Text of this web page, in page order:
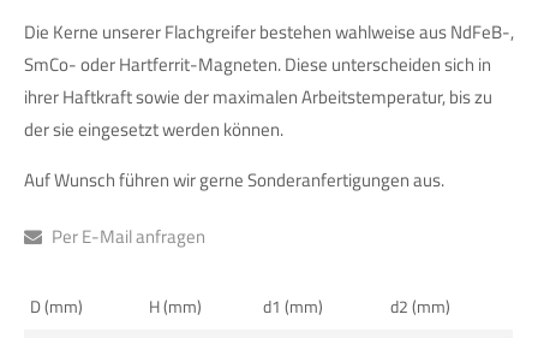
Drop us a line
info@yourdomain.com
Aenean commodo ligula eget dolor. Aenean massa. Cum
nascetur ridiculus mus. Donec quam felis, ultricies nec.
Die Kerne unserer Flachgreifer bestehen wahlweise aus NdFeB-,
SmCo- oder Hartferrit-Magneten. Diese unterscheiden sich in
ihrer Haftkraft sowie der maximalen Arbeitstemperatur, bis zu
der sie eingesetzt werden können.
Auf Wunsch führen wir gerne Sonderanfertigungen aus.
Per E-Mail anfragen
D (mm) H (mm) d1 (mm)
d2 (mm)